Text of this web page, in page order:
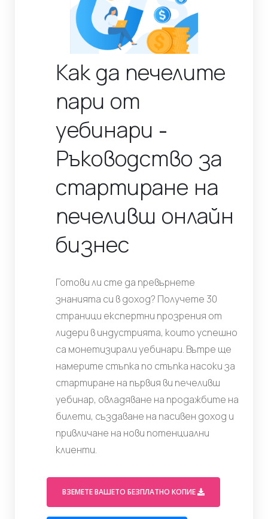
Как да печелите
пари от
уебинари -
Ръководство за
стартиране на
печеливш онлайн
бизнес
Готови ли сте да превърнете
знанията си в доход? Получете 30
страници експертни прозрения от
лидери в индустрията, които успешно
са монетизирали уебинари. Вътре ще
намерите стъпка по стъпка насоки за
стартиране на първия ви печеливш
уебинар, овладяване на продажбите на
билети, създаване на пасивен доход и
привличане на нови потенциални
клиенти.
ВЗЕМЕТЕ ВАШЕТО БЕЗПЛАТНО КОПИЕ